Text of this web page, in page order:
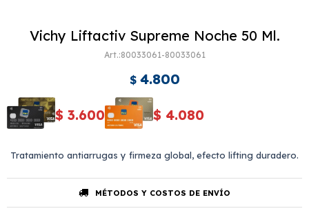
Vichy Liftactiv Supreme Noche 50 Ml.
80033061-80033061
$ 4.800
$ 3.600 $ 4.080
Tratamiento antiarrugas y firmeza global, efecto lifting duradero.
MÉTODOS Y COSTOS DE ENVÍO